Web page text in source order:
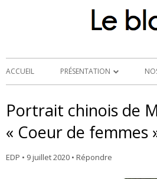
ACCUEIL PRÉSENTATION
Portrait chinois de
« Coeur de femmes
EDP • 9 juillet 2020 • Répondre